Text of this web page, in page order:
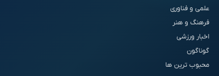
علمی و فناوری
فرهنگ و هنر
اخبار ورزشی
گوناگون
محبوب ترین ها